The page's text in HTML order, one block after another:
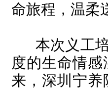
命旅程，温柔
本次义工
度的生命情
来，深圳宁